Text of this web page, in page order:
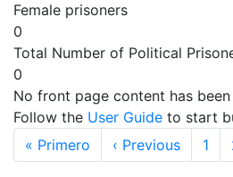
Female prisoners
0
Total Number of Political
0
No front page content has
Follow the User Guide to start
Pagination
« Primero First page
‹ Previous 1